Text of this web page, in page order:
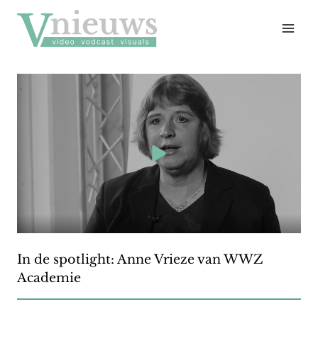
naar
inhoud
In de spotlight: Anne Vrieze van WWZ
Academie